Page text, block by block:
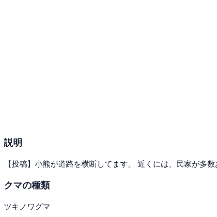
説明
【投稿】小熊が道路を横断してます。 近くには、民家が多数
クマの種類
ツキノワグマ